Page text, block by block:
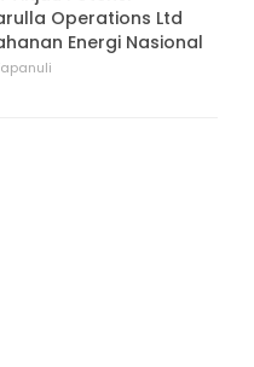
Operations Ltd
Energi Nasional